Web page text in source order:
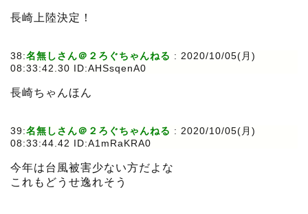
長崎上陸決定！
38:名無しさん＠２ろぐちゃんねる : 2020/10/05(月)
08:33:42.30 ID:AHSsqenA0
長崎ちゃんほん
39:名無しさん＠２ろぐちゃんねる : 2020/10/05(月)
08:33:44.42 ID:A1mRaKRA0
今年は台風被害少ない方だよな
これもどうせ逸れそう